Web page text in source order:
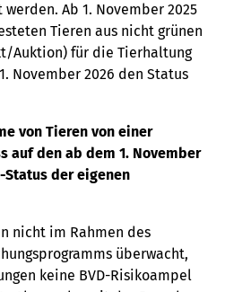
Ab 1. November 2025
Tieren aus nicht grünen
Auktion) für die Tierhaltung
November 2026 den Status
von Tieren von einer
auf den ab dem 1. November
Status der eigenen
nicht im Rahmen des
überwacht,
keine BVD-Risikoampel